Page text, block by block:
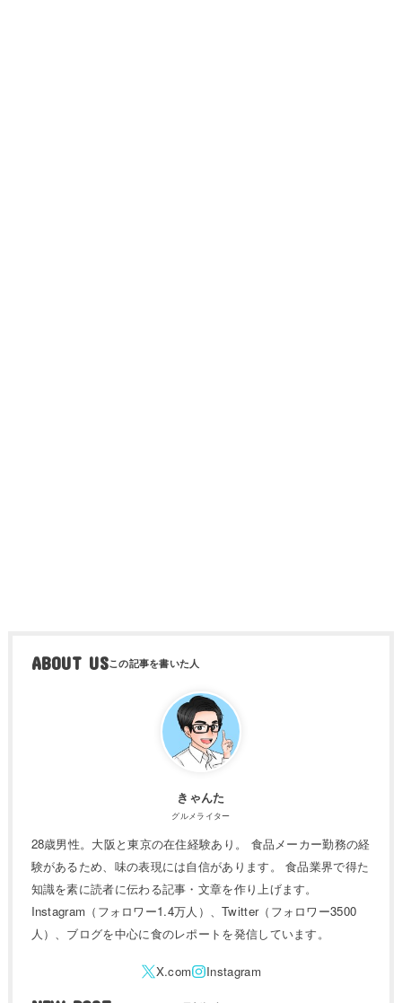
ABOUT US
きゃんた
グルメライター
28歳男性。大阪と東京の在住経験あり。 食品メーカー勤務の経
験があるため、味の表現には自信があります。 食品業界で得た
知識を素に読者に伝わる記事・文章を作り上げます。
Instagram（フォロワー1.4万人）、Twitter（フォロワー3500
人）、ブログを中心に食のレポートを発信しています。